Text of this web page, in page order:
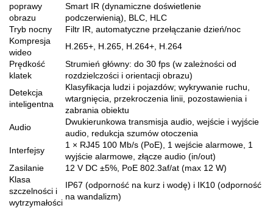
poprawy
obrazu
Smart IR (dynamiczne doświetlenie
podczerwienią), BLC, HLC
Tryb nocny
Filtr IR, automatyczne przełączanie dzień/noc
Kompresja
wideo
H.265+, H.265, H.264+, H.264
Prędkość
klatek
Strumień główny: do 30 fps (w zależności od
rozdzielczości i orientacji obrazu)
Detekcja
inteligentna
Klasyfikacja ludzi i pojazdów; wykrywanie ruchu,
wtargnięcia, przekroczenia linii, pozostawienia i
zabrania obiektu
Audio
Dwukierunkowa transmisja audio, wejście i wyjście
audio, redukcja szumów otoczenia
Interfejsy
1 × RJ45 100 Mb/s (PoE), 1 wejście alarmowe, 1
wyjście alarmowe, złącze audio (in/out)
Zasilanie
12 V DC ±5%, PoE 802.3af/at (max 12 W)
Klasa
szczelności i
wytrzymałości
IP67 (odporność na kurz i wodę) i IK10 (odporność
na wandalizm)